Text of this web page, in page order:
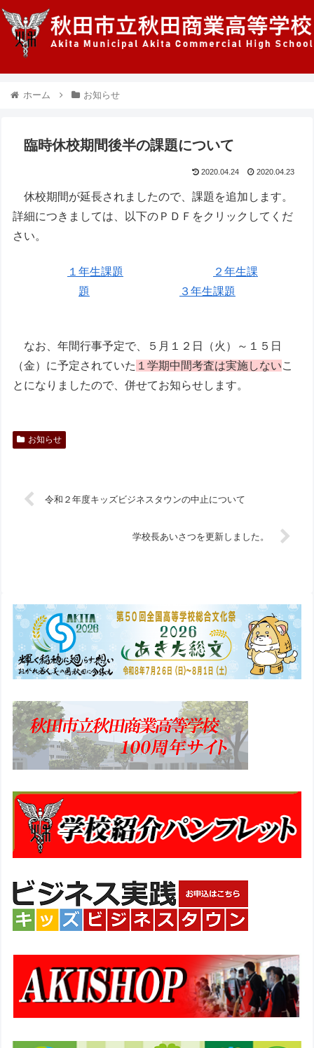
ホーム お知らせ
臨時休校期間後半の課題について
2020.04.24 2020.04.23
休校期間が延長されましたので、課題を追加します。
詳細につきましては、以下のＰＤＦをクリックしてくだ
さい。
１年生課題
２年生課
題
３年生課題
なお、年間行事予定で、５月１２日（火）～１５日
（金）に予定されていた １学期中間考査は実施しないこ
とになりましたので、併せてお知らせします。
お知らせ
令和２年度キッズビジネスタウンの中止について
学校長あいさつを更新しました。